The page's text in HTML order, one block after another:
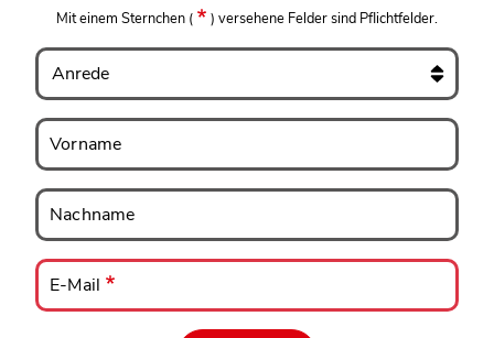
Mit einem Sternchen ( ) versehene Felder sind Pflichtfelder.
Anrede
Vorname
Vorname
Nachname
Nachname
E-
Mail
E-Mail